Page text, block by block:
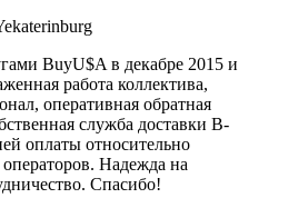
BuyU$A в декабре 2015 и
работа коллектива,
оперативная обратная
служба доставки B-
оплаты относительно
Надежда на
Спасибо!